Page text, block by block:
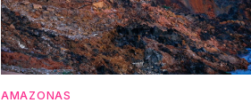
AMAZONAS